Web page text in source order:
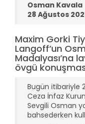
Osman Kavala
28 Ağustos
Maxim Gorki
Langoff’un
Madalyası’na
övgü
Bugün itibariyle
Ceza İnfaz
Sevgili Osman
bahsederken